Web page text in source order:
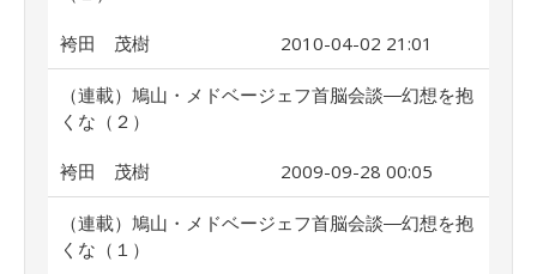
袴田 茂樹 2010-04-02 21:01
（連載）鳩山・メドベージェフ首脳会談―幻想を抱
くな（２）
袴田 茂樹 2009-09-28 00:05
（連載）鳩山・メドベージェフ首脳会談―幻想を抱
くな（１）